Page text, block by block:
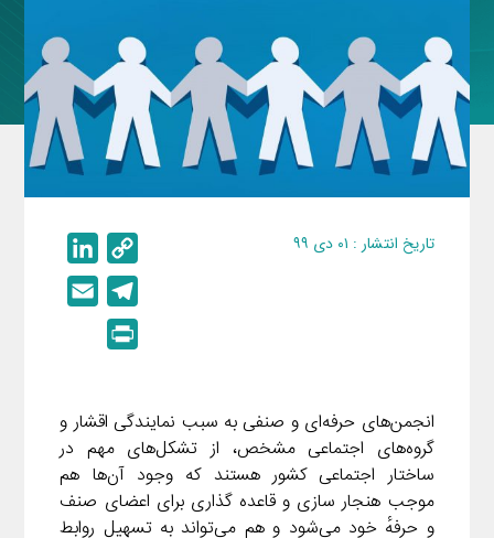
تاریخ انتشار : ۰۱ دی ۹۹
o
p
y
n
k
i
n
I
n
e
l
g
r
a
m
l
n
t
انجمن‌های حرفه‌ای و صنفی به سبب نمایندگی اقشار و
گروه‌های اجتماعی مشخص، از تشکل‌های مهم در
ساختار اجتماعی کشور هستند که وجود آن‌ها هم
موجب هنجار سازی و قاعده گذاری برای اعضای صنف
و حرفهٔ خود می‌شود و هم می‌تواند به تسهیل روابط